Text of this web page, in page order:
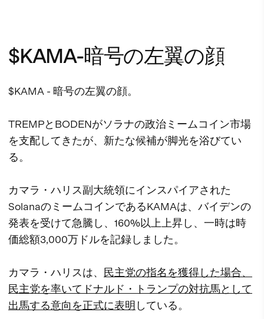
$KAMA-暗号の左翼の顔
$KAMA - 暗号の左翼の顔。
TREMPとBODENがソラナの政治ミームコイン市場
を支配してきたが、新たな候補が脚光を浴びてい
る。
カマラ・ハリス副大統領にインスパイアされた
SolanaのミームコインであるKAMAは、バイデンの
発表を受けて急騰し、160%以上上昇し、一時は時
価総額3,000万ドルを記録しました。
カマラ・ハリスは、 民主党の指名を獲得した場合、
民主党を率いてドナルド・トランプの対抗馬として
出馬する意向を正式に表明 している。